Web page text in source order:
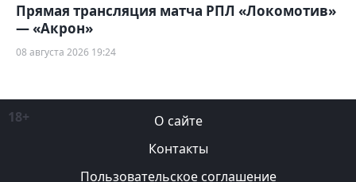
Прямая трансляция матча РПЛ «Локомотив»
— «Акрон»
08 августа 2026 19:24
18+
О сайте
Контакты
Пользовательское соглашение